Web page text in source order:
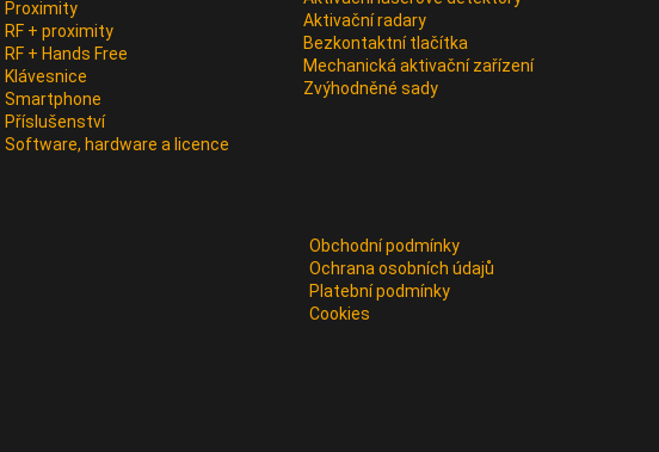
Proximity
RF + proximity
RF + Hands Free
Klávesnice
Smartphone
Příslušenství
Software, hardware a licence
Aktivační radary
Bezkontaktní tlačítka
Mechanická aktivační zařízení
Zvýhodněné sady
Obchodní podmínky
Ochrana osobních údajů
Platební podmínky
Cookies